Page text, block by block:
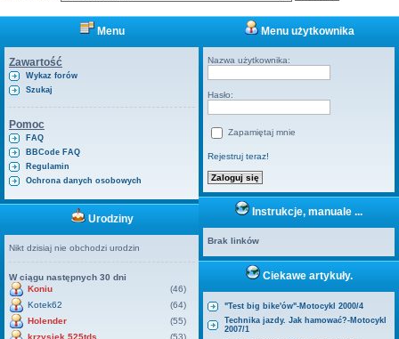
Menu
Zawartość
Wykaz forów
Szukaj
Pomoc
FAQ
BBCode FAQ
Regulamin
Ochrona danych osobowych
Urodziny
Nikt dzisiaj nie obchodzi urodzin
W ciągu następnych 30 dni
Koniu
(46)
Kotek62
(64)
Holender
(55)
Menu użytkownika
Nazwa użytkownika:
Hasło:
Zapamiętaj mnie
Rejestruj teraz!
Instrukcje, manuale ...
Brak linków
Ciekawe artykuły.
"Test big bike'ów"-Motocykl 2000/4
Technika jazdy. Jak hamować?-Motocykl
2007/1